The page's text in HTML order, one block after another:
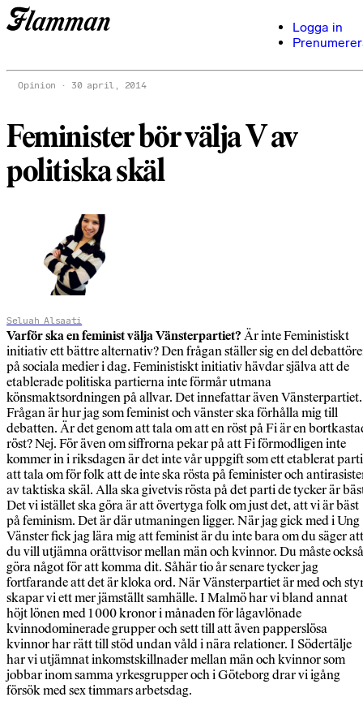
Logga in
Opinion 30 april, 2014
Feminister bör välja V av
politiska skäl
Seluah Alsaati
Varför ska en feminist välja Vänsterpartiet? Är inte Feministiskt
initiativ ett bättre alternativ? Den frågan ställer sig en del
på sociala medier i dag. Feministiskt initiativ hävdar själva att de
etablerade politiska partierna inte förmår utmana
könsmaktsordningen på allvar. Det innefattar även Vänsterpartiet.
Frågan är hur jag som feminist och vänster ska förhålla mig till
debatten. Är det genom att tala om att en röst på Fi är en
röst? Nej. För även om siffrorna pekar på att Fi förmodligen inte
kommer in i riksdagen är det inte vår uppgift som ett etablerat parti
att tala om för folk att de inte ska rösta på feminister och
av taktiska skäl. Alla ska givetvis rösta på det parti de tycker är
Det vi istället ska göra är att övertyga folk om just det, att vi är bäst
på feminism. Det är där utmaningen ligger. När jag gick med i Ung
Vänster fick jag lära mig att feminist är du inte bara om du säger att
du vill utjämna orättvisor mellan män och kvinnor. Du måste också
göra något för att komma dit. Såhär tio år senare tycker jag
fortfarande att det är kloka ord. När Vänsterpartiet är med och
skapar vi ett mer jämställt samhälle. I Malmö har vi bland annat
höjt lönen med 1 000 kronor i månaden för lågavlönade
kvinnodominerade grupper och sett till att även papperslösa
kvinnor har rätt till stöd undan våld i nära relationer. I Södertälje
har vi utjämnat inkomstskillnader mellan män och kvinnor som
jobbar inom samma yrkesgrupper och i Göteborg drar vi igång
försök med sex timmars arbetsdag.